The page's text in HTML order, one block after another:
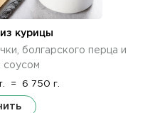
курицы
болгарского перца и
соусом
= 6 750 г.